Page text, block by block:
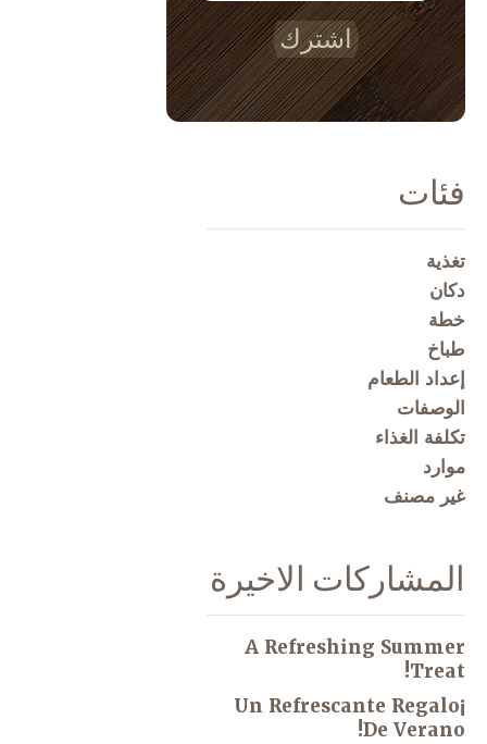
اشترك
فئات
تغذية
دكان
خطة
طباخ
إعداد الطعام
الوصفات
تكلفة الغذاء
موارد
غير مصنف
المشاركات الاخيرة
A Refreshing Summer
Treat!
¡Un Refrescante Regalo
De Verano!